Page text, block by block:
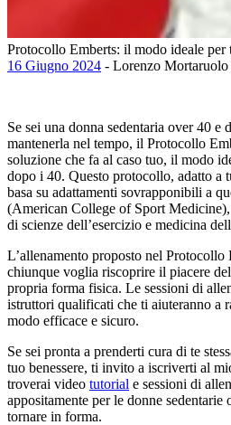
Protocollo Emberts: il modo ideale
16 Giugno 2024 - Lorenzo Mortaruolo
Se sei una donna sedentaria over 40 e
mantenerla nel tempo, il Protocollo
soluzione che fa al caso tuo, il modo
dopo i 40. Questo protocollo, adatto a
basa su adattamenti sovrapponibili a
(American College of Sport
di scienze dell’esercizio e medicina
L’allenamento proposto nel Protocollo
chiunque voglia riscoprire il piacere
propria forma fisica. Le sessioni di
istruttori qualificati che ti aiuteranno a
modo efficace e sicuro.
Se sei pronta a prenderti cura di te
tuo benessere, ti invito a iscriverti al
troverai video tutorial e sessioni di
appositamente per le donne sedentarie
tornare in forma.